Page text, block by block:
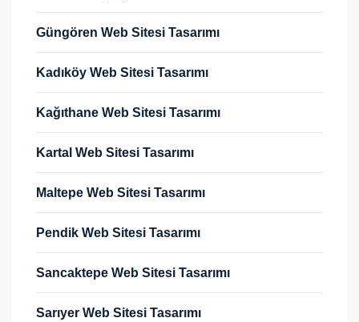
Güngören Web Sitesi Tasarımı
Kadıköy Web Sitesi Tasarımı
Kağıthane Web Sitesi Tasarımı
Kartal Web Sitesi Tasarımı
Maltepe Web Sitesi Tasarımı
Pendik Web Sitesi Tasarımı
Sancaktepe Web Sitesi Tasarımı
Sarıyer Web Sitesi Tasarımı